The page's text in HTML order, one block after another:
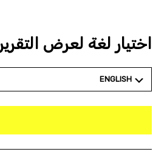
اختيار لغة لعرض التقرير
ENGLISH